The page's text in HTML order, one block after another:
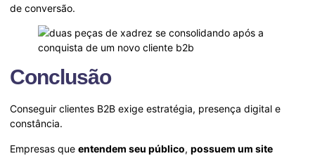
de conversão.
Conclusão
Conseguir clientes B2B exige estratégia, presença digital e
constância.
Empresas que entendem seu público, possuem um site